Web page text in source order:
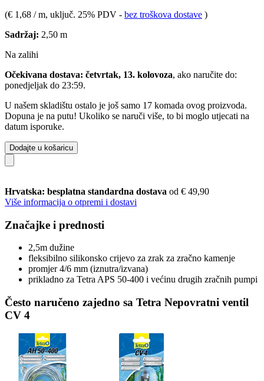
(€ 1,68 / m, uključ. 25% PDV - bez troškova dostave )
Sadržaj: 2,50 m
Na zalihi
Očekivana dostava: četvrtak, 13. kolovoza, ako naručite do:
ponedjeljak do 23:59.
U našem skladištu ostalo je još samo 17 komada ovog proizvoda.
Dopuna je na putu! Ukoliko se naruči više, to bi moglo utjecati na
datum isporuke.
Dodajte u košaricu
Hrvatska: besplatna standardna dostava od € 49,90
Više informacija o otpremi i dostavi
Značajke i prednosti
2,5m dužine
fleksibilno silikonsko crijevo za zrak za zračno kamenje
promjer 4/6 mm (iznutra/izvana)
prikladno za Tetra APS 50-400 i većinu drugih zračnih pumpi
Često naručeno zajedno sa Tetra Nepovratni ventil
CV 4